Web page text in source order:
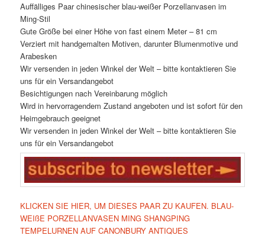
Auffälliges Paar chinesischer blau-weißer Porzellanvasen im
Ming-Stil
Gute Größe bei einer Höhe von fast einem Meter – 81 cm
Verziert mit handgemalten Motiven, darunter Blumenmotive und
Arabesken
Wir versenden in jeden Winkel der Welt – bitte kontaktieren Sie
uns für ein Versandangebot
Besichtigungen nach Vereinbarung möglich
Wird in hervorragendem Zustand angeboten und ist sofort für den
Heimgebrauch geeignet
Wir versenden in jeden Winkel der Welt – bitte kontaktieren Sie
uns für ein Versandangebot
KLICKEN SIE HIER, UM DIESES PAAR ZU KAUFEN. BLAU-
WEIßE PORZELLANVASEN MING SHANGPING
TEMPELURNEN AUF CANONBURY ANTIQUES